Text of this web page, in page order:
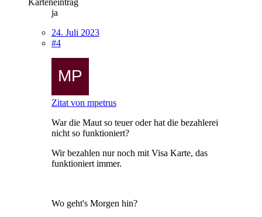
ja
24. Juli 2023
#4
Zitat von mpetrus
War die Maut so teuer oder hat die bezahlerei
nicht so funktioniert?
Wir bezahlen nur noch mit Visa Karte, das
funktioniert immer.
Wo geht's Morgen hin?